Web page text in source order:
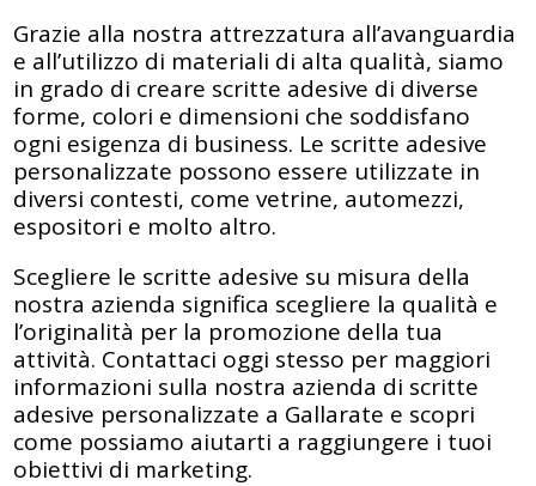
Grazie alla nostra attrezzatura all’avanguardia
e all’utilizzo di materiali di alta qualità, siamo
in grado di creare scritte adesive di diverse
forme, colori e dimensioni che soddisfano
ogni esigenza di business. Le scritte adesive
personalizzate possono essere utilizzate in
diversi contesti, come vetrine, automezzi,
espositori e molto altro.
Scegliere le scritte adesive su misura della
nostra azienda significa scegliere la qualità e
l’originalità per la promozione della tua
attività. Contattaci oggi stesso per maggiori
informazioni sulla nostra azienda di scritte
adesive personalizzate a Gallarate e scopri
come possiamo aiutarti a raggiungere i tuoi
obiettivi di marketing.